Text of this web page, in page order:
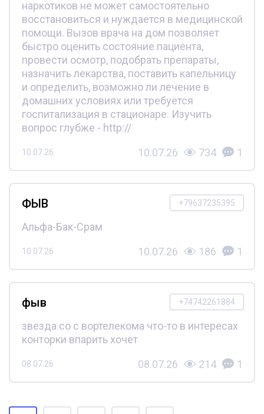
наркотиков не может самостоятельно
восстановиться и нуждается в медицинской
помощи. Вызов врача на дом позволяет
быстро оценить состояние пациента,
провести осмотр, подобрать препараты,
назначить лекарства, поставить капельницу
и определить, возможно ли лечение в
домашних условиях или требуется
госпитализация в стационаре. Изучить
вопрос глубже - http://
10.07.26 10.07.26 734 1
+79637235395
ФЫВ
Альфа-Бак-Срам
10.07.26 10.07.26 186 1
+74742261884
фыв
звезда со с вортелекома что-то в интересах
конторки впарить хочет
08.07.26 08.07.26 214 1